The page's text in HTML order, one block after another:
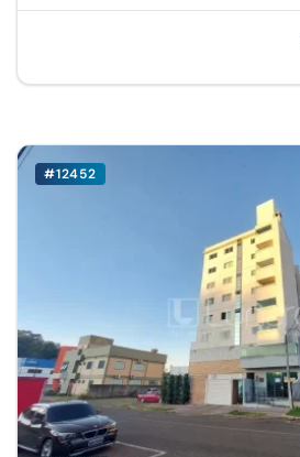
#12452